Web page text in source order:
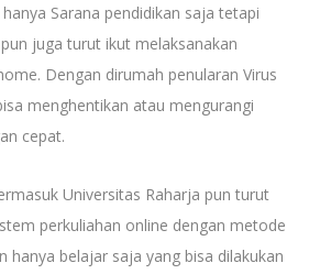
Sarana pendidikan saja tetapi
juga turut ikut melaksanakan
Dengan dirumah penularan Virus
menghentikan atau mengurangi
cepat.
Universitas Raharja pun turut
perkuliahan online dengan metode
hanya belajar saja yang bisa dilakukan